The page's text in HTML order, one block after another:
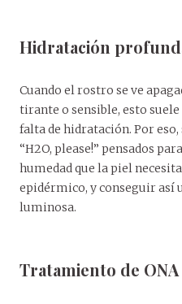
Hidratación
Cuando el rostro se ve
tirante o sensible, esto
falta de hidratación. Por
“H2O, please!” pensados
humedad que la piel
epidérmico, y conseguir así
luminosa.
Tratamiento de ONA